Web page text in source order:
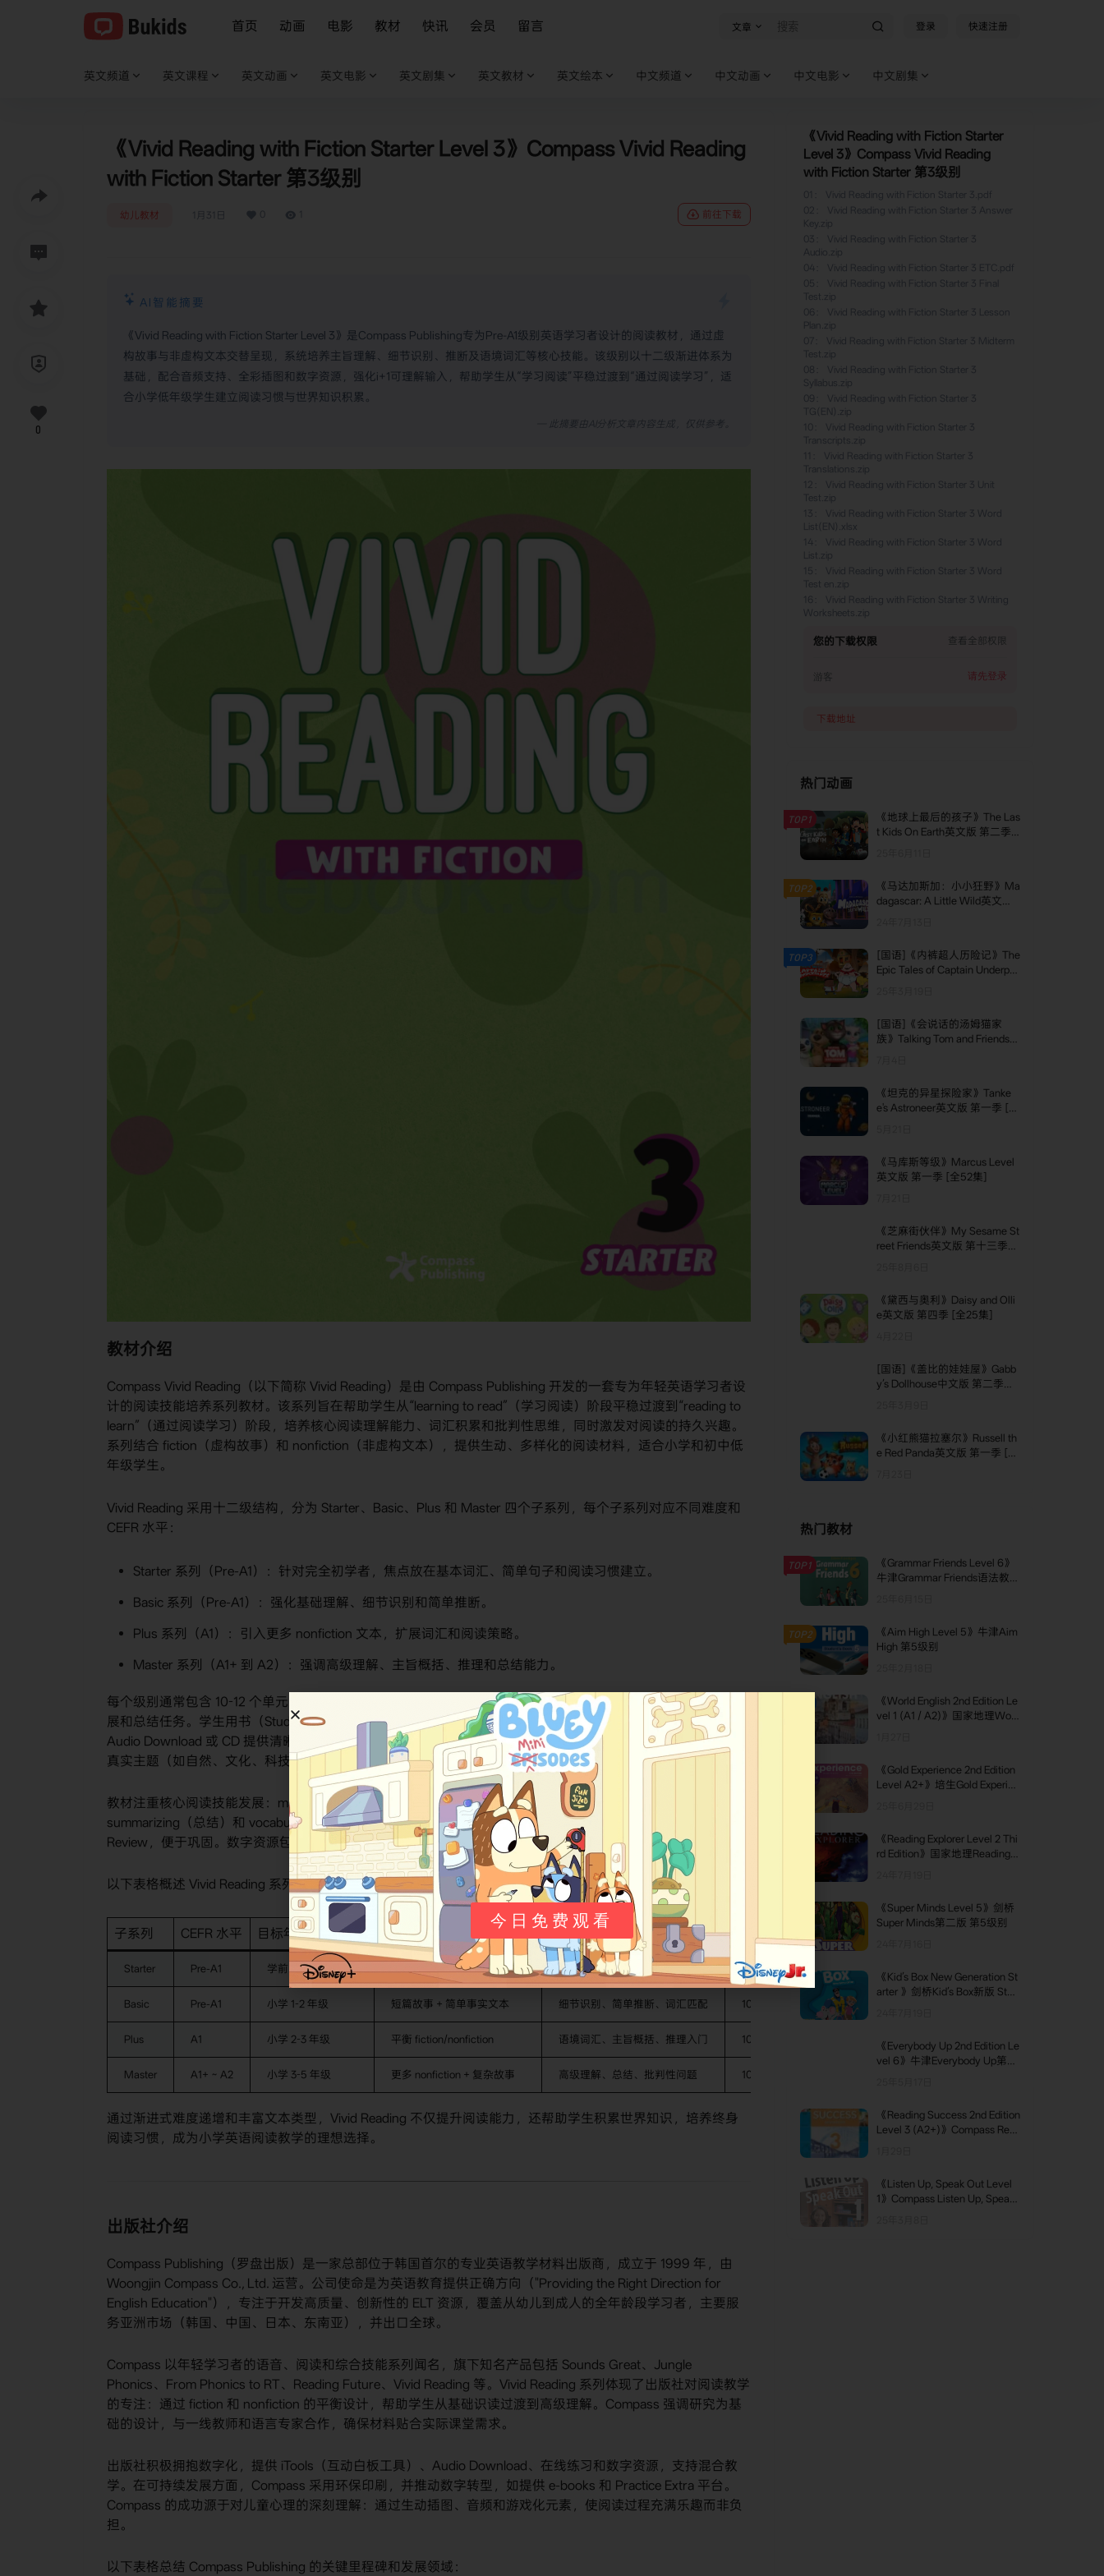
首页 动画 电影 教材 快讯 会员 留言 文章 登录 快速注册
英文频道 英文课程 英文动画 英文电影 英文剧集 英文教材 英文绘本 中文频道 中文动画 中文电影 中文剧集
《Vivid Reading with Fiction Starter Level 3》Compass Vivid Reading
with Fiction Starter 第3级别
幼儿教材 1月31日 前往下载
AI智能摘要
《Vivid Reading with Fiction Starter Level 3》是Compass Publishing专为Pre-A1级别英语学习者设计的阅读教材，通过虚
构故事与非虚构文本交替呈现，系统培养主旨理解、细节识别、推断及语境词汇等核心技能。该级别以十二级渐进体系为
基础，配合音频支持、全彩插图和数字资源，强化i+1可理解输入，帮助学生从“学习阅读”平稳过渡到“通过阅读学习”，适
合小学低年级学生建立阅读习惯与世界知识积累。
教材介绍
Compass Vivid Reading（以下简称 Vivid Reading）是由 Compass Publishing 开发的一套专为年轻英语学习者设
计的阅读技能培养系列教材。该系列旨在帮助学生从“learning to read”（学习阅读）阶段平稳过渡到“reading to
learn”（通过阅读学习）阶段，培养核心阅读理解能力、词汇积累和批判性思维，同时激发对阅读的持久兴趣。
系列结合 fiction（虚构故事）和 nonfiction（非虚构文本），提供生动、多样化的阅读材料，适合小学和初中低
年级学生。
Vivid Reading 采用十二级结构，分为 Starter、Basic、Plus 和 Master 四个子系列，每个子系列对应不同难度和
CEFR 水平：
Starter 系列（Pre-A1）：针对完全初学者，焦点放在基本词汇、简单句子和阅读习惯建立。
Basic 系列（Pre-A1）：强化基础理解、细节识别和简单推断。
Plus 系列（A1）：引入更多 nonfiction 文本，扩展词汇和阅读策略。
Master 系列（A1+ 到 A2）：强调高级理解、主旨概括、推理和总结能力。
每个级别通常包含 10-12 个单元，每单元以一篇核心阅读文本为主，搭配预读活动、词汇练习、理解题、词汇扩
展和总结任务。学生用书（Student Book）采用全彩设计，包含生动插图、音频支持和数字资源链接；配套
Audio Download 或 CD 提供清晰朗读，帮助学生改善发音和听读结合能力。系列强调分层阅读：从简单故事到
真实主题（如自然、文化、科技），逐步增加文本长度和复杂度，确保学生在可控难度下获得成功体验。
教材注重核心阅读技能发展：main idea（主旨）、details（细节）、inference（推断）、reference（指代）、
summarizing（总结）和 vocabulary in context（语境词汇）。每个单元末尾设置 Review 部分和 Vocabulary
Review，便于巩固。数字资源包括 iTools（互动白板工具）、在线练习和额外阅读文本，支持混合教学。
以下表格概述 Vivid Reading 系列级别结构和关键特征：
子系列 CEFR 水平 目标年级/年龄示例 文本类型重点 核心技能焦点 页数/尺寸示例
Starter Pre-A1 学前 ~ 小学 1 年级 简单 fiction + 基础 nonfiction 基本词汇、句子理解、朗读习惯 10-12 136p / 210×278 mm
Basic Pre-A1 小学 1-2 年级 短篇故事 + 简单事实文本 细节识别、简单推断、词汇匹配 10-12 136p / 210×278 mm
Plus A1 小学 2-3 年级 平衡 fiction/nonfiction 语境词汇、主旨概括、推理入门 10-12 136p / 210×278 mm
Master A1+ ~ A2 小学 3-5 年级 更多 nonfiction + 复杂故事 高级理解、总结、批判性问题 10-12
通过渐进式难度递增和丰富文本类型，Vivid Reading 不仅提升阅读能力，还帮助学生积累世界知识，培养终身
阅读习惯，成为小学英语阅读教学的理想选择。
出版社介绍
Compass Publishing（罗盘出版）是一家总部位于韩国首尔的专业英语教学材料出版商，成立于 1999 年，由
Woongjin Compass Co., Ltd. 运营。公司使命是为英语教育提供正确方向（"Providing the Right Direction for
English Education"），专注于开发高质量、创新性的 ELT 资源，覆盖从幼儿到成人的全年龄段学习者，主要服
务亚洲市场（韩国、中国、日本、东南亚），并出口全球。
Compass 以年轻学习者的语音、阅读和综合技能系列闻名，旗下知名产品包括 Sounds Great、Jungle
Phonics、From Phonics to RT、Reading Future、Vivid Reading 等。Vivid Reading 系列体现了出版社对阅读教学
的专注：通过 fiction 和 nonfiction 的平衡设计，帮助学生从基础识读过渡到高级理解。Compass 强调研究为基
础的设计，与一线教师和语言专家合作，确保材料贴合实际课堂需求。
出版社积极拥抱数字化，提供 iTools（互动白板工具）、Audio Download、在线练习和数字资源，支持混合教
学。在可持续发展方面，Compass 采用环保印刷，并推动数字转型，如提供 e-books 和 Practice Extra 平台。
Compass 的成功源于对儿童心理的深刻理解：通过生动插图、音频和游戏化元素，使阅读过程充满乐趣而非负
担。
以下表格总结 Compass Publishing 的关键里程碑和发展领域：
0
《Vivid Reading with Fiction Starter
Level 3》Compass Vivid Reading
with Fiction Starter 第3级别
Vivid Reading with Fiction Starter 3.pdf
02
Vivid Reading with Fiction Starter 3 Answer
Key.zip
Vivid Reading with Fiction Starter 3
Audio.zip
04
Vivid Reading with Fiction Starter 3 ETC.pdf
05
Vivid Reading with Fiction Starter 3 Final
Test.zip
Vivid Reading with Fiction Starter 3 Lesson
Plan.zip
Vivid Reading with Fiction Starter 3 Midterm
Test.zip
08
Vivid Reading with Fiction Starter 3
Syllabus.zip
Vivid Reading with Fiction Starter 3
TG(EN).zip
Vivid Reading with Fiction Starter 3
Transcripts.zip
Vivid Reading with Fiction Starter 3
Translations.zip
12
Vivid Reading with Fiction Starter 3 Unit
Test.zip
Vivid Reading with Fiction Starter 3 Word
List(EN).xlsx
14
Vivid Reading with Fiction Starter 3 Word
List.zip
15
Vivid Reading with Fiction Starter 3 Word
Test en.zip
Vivid Reading with Fiction Starter 3 Writing
Worksheets.zip
您的下载权限 查看全部权限
游客 请先登录
下载地址
热门动画
TOP1
《地球上最后的孩子》The Las
t Kids On Earth英文版 第二季
TOP2
《马达加斯加：小小狂野》Ma
dagascar: A Little Wild英文版
TOP3
[国语]《内裤超人历险记》The
Epic Tales of Captain Underpa
[国语]《会说话的汤姆猫家
族》Talking Tom and Friends中
《坦克的异星探险家》Tanke
e's Astroneer英文版 第一季 [全
《马库斯等级》Marcus Level
英文版 第一季 [全52集]
《芝麻街伙伴》My Sesame St
reet Friends英文版 第十三季
《黛西与奥利》Daisy and Olli
e英文版 第四季 [全25集]
[国语]《盖比的娃娃屋》Gabb
y’s Dollhouse中文版 第二季
《小红熊猫拉塞尔》Russell th
e Red Panda英文版 第一季 [全
热门教材
TOP1
《Grammar Friends Level 6》
牛津Grammar Friends语法教材
TOP2
《Aim High Level 5》牛津Aim
High 第5级别
《World English 2nd Edition Le
vel 1 (A1 / A2)》国家地理Worl
《Gold Experience 2nd Edition
Level A2+》培生Gold Experien
《Reading Explorer Level 2 Thi
rd Edition》国家地理Reading E
《Super Minds Level 5》剑桥
Super Minds第二版 第5级别
《Kid’s Box New Generation St
arter 》剑桥Kid’s Box新版 Start
《Everybody Up 2nd Edition Le
vel 6》牛津Everybody Up第二
《Reading Success 2nd Edition
Level 3 (A2+)》Compass Rea
《Listen Up, Speak Out Level
1》Compass Listen Up, Speak
今日免费观看